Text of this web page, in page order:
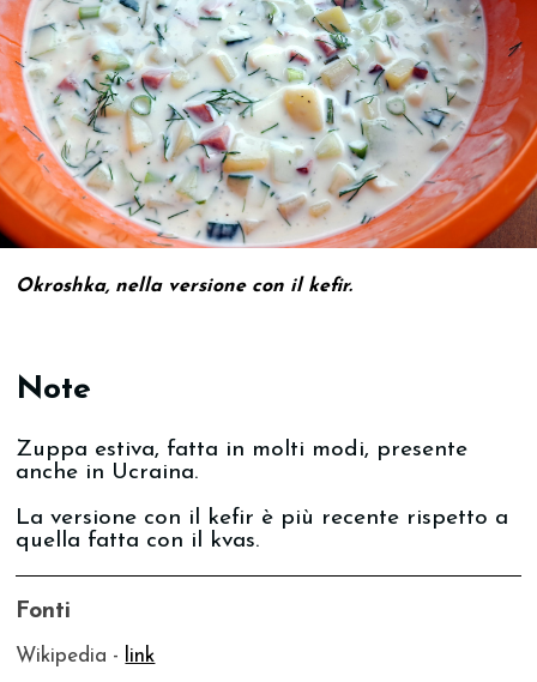
Okroshka, nella versione con il kefir.
Note
Zuppa estiva, fatta in molti modi, presente
anche in Ucraina.
La versione con il kefir è più recente rispetto a
quella fatta con il kvas.
Fonti
Wikipedia - link